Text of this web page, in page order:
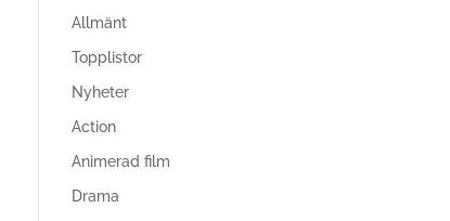
Allmänt
Topplistor
Nyheter
Action
Animerad film
Drama